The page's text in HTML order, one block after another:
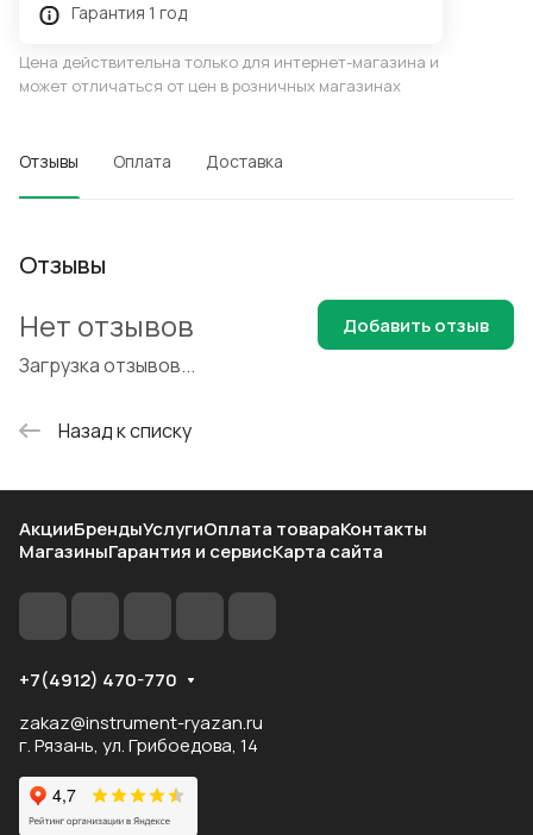
Гарантия 1 год
Цена действительна только для интернет-магазина и
может отличаться от цен в розничных магазинах
Отзывы Оплата Доставка
Отзывы
Загрузка отзывов...
Нет отзывов Добавить отзыв
Назад к списку
АкцииБрендыУслугиОплата товараКонтакты
МагазиныГарантия и сервисКарта сайта
+7(4912) 470-770
zakaz@instrument-ryazan.ru
г. Рязань, ул. Грибоедова, 14